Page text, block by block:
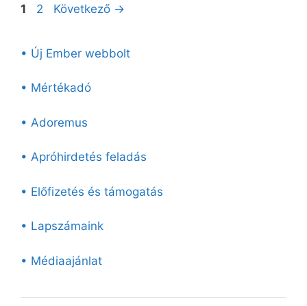
Oldal
1 Oldal
2 Következő →
• Új Ember webbolt
• Mértékadó
• Adoremus
• Apróhirdetés feladás
• Előfizetés és támogatás
• Lapszámaink
• Médiaajánlat